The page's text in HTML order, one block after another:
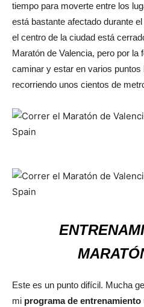
tiempo para moverte entre los
está bastante afectado durante
el centro de la ciudad está
Maratón de Valencia, pero por la
caminar y estar en varios
recorriendo unos cientos de
Este es un punto difícil. Mucha
mi programa de